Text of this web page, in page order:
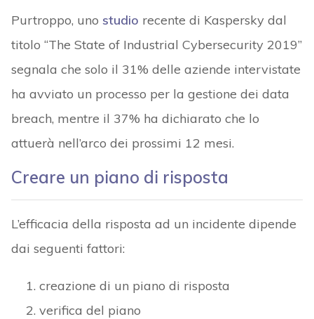
Purtroppo, uno studio recente di Kaspersky dal
titolo “The State of Industrial Cybersecurity 2019”
segnala che solo il 31% delle aziende intervistate
ha avviato un processo per la gestione dei data
breach, mentre il 37% ha dichiarato che lo
attuerà nell’arco dei prossimi 12 mesi.
Creare un piano di risposta
L’efficacia della risposta ad un incidente dipende
dai seguenti fattori:
creazione di un piano di risposta
verifica del piano